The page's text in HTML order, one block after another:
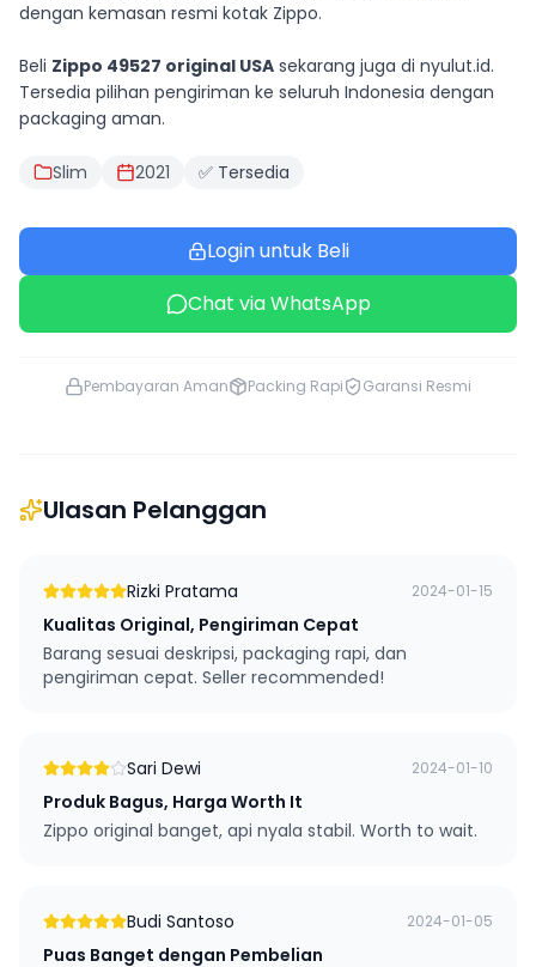
dengan kemasan resmi kotak Zippo.
Beli Zippo 49527 original USA sekarang juga di nyulut.id.
Tersedia pilihan pengiriman ke seluruh Indonesia dengan
packaging aman.
Slim 2021 ✅ Tersedia
Login untuk Beli
Chat via WhatsApp
Pembayaran Aman Packing Rapi Garansi Resmi
Ulasan Pelanggan
Rizki Pratama 2024-01-15
Kualitas Original, Pengiriman Cepat
Barang sesuai deskripsi, packaging rapi, dan
pengiriman cepat. Seller recommended!
Sari Dewi 2024-01-10
Produk Bagus, Harga Worth It
Zippo original banget, api nyala stabil. Worth to wait.
Budi Santoso 2024-01-05
Puas Banget dengan Pembelian